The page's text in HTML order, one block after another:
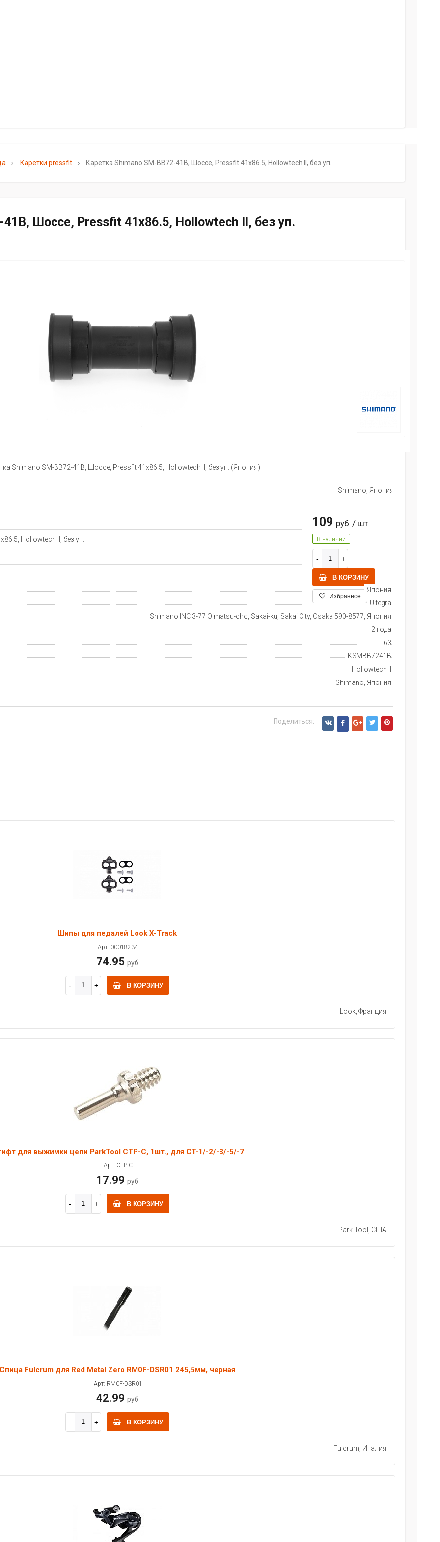
Каретки pressfit Каретка Shimano SM-BB72-41B, Шоссе, Pressfit 41x86.5, Hollowtech II, без уп.
41B, Шоссе, Pressfit 41x86.5, Hollowtech II, без уп.
Shimano SM-BB72-41B, Шоссе, Pressfit 41x86.5, Hollowtech II, без уп. (Япония)
Shimano, Япония
109 руб / шт
В наличии
В КОРЗИНУ
Избранное
Hollowtech II, без уп.
Япония
Ultegra
Shimano INC 3-77 Oimatsu-cho, Sakai-ku, Sakai City, Osaka 590-8577, Япония
2 года
63
KSMBB7241B
Hollowtech II
Shimano, Япония
Поделиться:
Шипы для педалей Look X-Track
Арт: 00018234
74.95 руб
В КОРЗИНУ
Look, Франция
для выжимки цепи ParkTool CTP-C, 1шт., для CT-1/-2/-3/-5/-7
Арт: CTP-C
17.99 руб
В КОРЗИНУ
Park Tool, США
Спица Fulcrum для Red Metal Zero RM0F-DSR01 245,5мм, черная
Арт: RM0F-DSR01
42.99 руб
В КОРЗИНУ
Fulcrum, Италия